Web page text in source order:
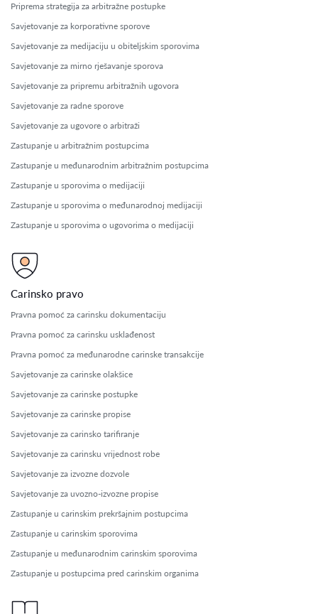
Priprema strategija za arbitražne postupke
Savjetovanje za korporativne sporove
Savjetovanje za medijaciju u obiteljskim sporovima
Savjetovanje za mirno rješavanje sporova
Savjetovanje za pripremu arbitražnih ugovora
Savjetovanje za radne sporove
Savjetovanje za ugovore o arbitraži
Zastupanje u arbitražnim postupcima
Zastupanje u međunarodnim arbitražnim postupcima
Zastupanje u sporovima o medijaciji
Zastupanje u sporovima o međunarodnoj medijaciji
Zastupanje u sporovima o ugovorima o medijaciji
Carinsko pravo
Pravna pomoć za carinsku dokumentaciju
Pravna pomoć za carinsku usklađenost
Pravna pomoć za međunarodne carinske transakcije
Savjetovanje za carinske olakšice
Savjetovanje za carinske postupke
Savjetovanje za carinske propise
Savjetovanje za carinsko tarifiranje
Savjetovanje za carinsku vrijednost robe
Savjetovanje za izvozne dozvole
Savjetovanje za uvozno-izvozne propise
Zastupanje u carinskim prekršajnim postupcima
Zastupanje u carinskim sporovima
Zastupanje u međunarodnim carinskim sporovima
Zastupanje u postupcima pred carinskim organima